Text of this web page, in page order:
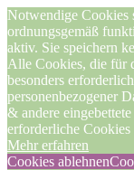
Notwendige Cookies
ordnungsgemäß
aktiv. Sie speichern
Alle Cookies, die für
besonders
personenbezogener
& andere
erforderliche
Mehr erfahren
Cookies ablehnen